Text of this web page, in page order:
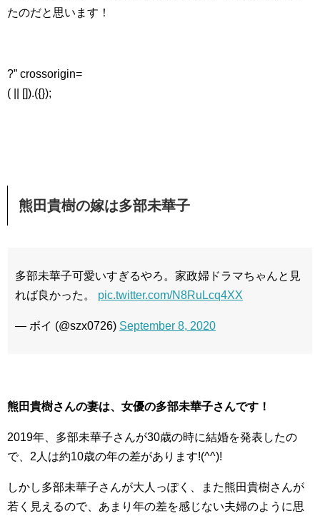
たのだと思います！
?” crossorigin=
( || []).({});
熊田貴樹の嫁は多部未華子
多部未華子可愛いすぎるやろ。家政婦ドラマちゃんと見
れば良かった。 pic.twitter.com/N8RuLcq4XX
— ボイ (@szx0726) September 8, 2020
熊田貴樹さんの妻は、女優の多部未華子さんです！
2019年、多部未華子さんが30歳の時に結婚を発表したの
で、2人は約10歳の年の差があります!(^^)!
しかし多部未華子さんが大人っぽく、また熊田貴樹さんが
若く見えるので、あまり年の差を感じない夫婦のように思